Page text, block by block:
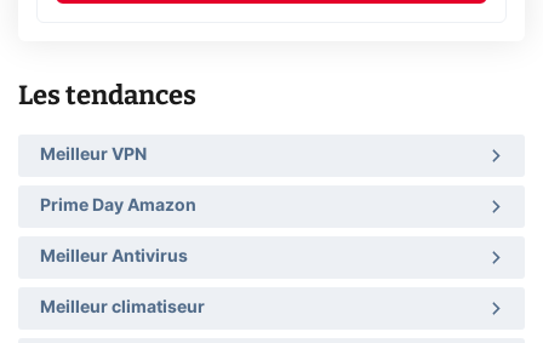
Les tendances
Meilleur VPN
Prime Day Amazon
Meilleur Antivirus
Meilleur climatiseur